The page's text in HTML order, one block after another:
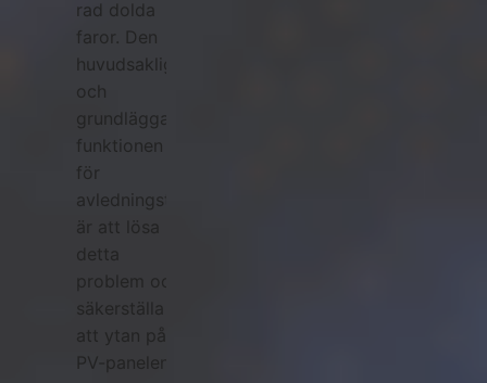
rad dolda
faror. Den
huvudsakliga
och
grundläggande
funktionen
för
avledningstillbehör
är att lösa
detta
problem och
säkerställa
att ytan på
PV-panelen